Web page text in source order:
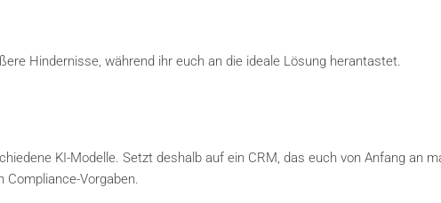
Hindernisse, während ihr euch an die ideale Lösung herantastet.
KI-Modelle. Setzt deshalb auf ein CRM, das euch von Anfang an
Vorgaben.